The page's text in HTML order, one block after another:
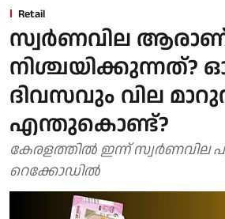
Retail
സ്വര്‍ണവില
നിശ്ചയിക്കുന്നത്?
ദിവസവും വില
എന്തുകൊണ്ട്?
കേരളത്തില്‍ ഇന്ന് സ്വര്‍ണവില
റെക്കോഡില്‍